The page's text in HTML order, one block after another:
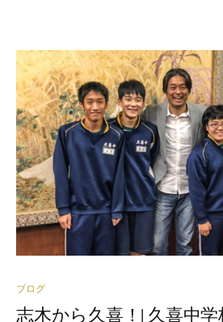
ブログ
志木から久喜！| 久喜中学